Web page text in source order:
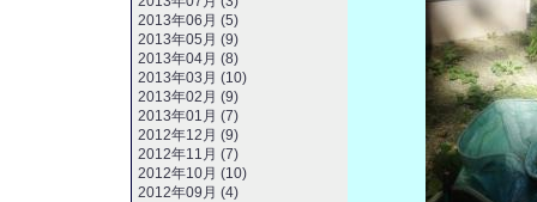
2013年06月 (5)
2013年05月 (9)
2013年04月 (8)
2013年03月 (10)
2013年02月 (9)
2013年01月 (7)
2012年12月 (9)
2012年11月 (7)
2012年10月 (10)
2012年09月 (4)